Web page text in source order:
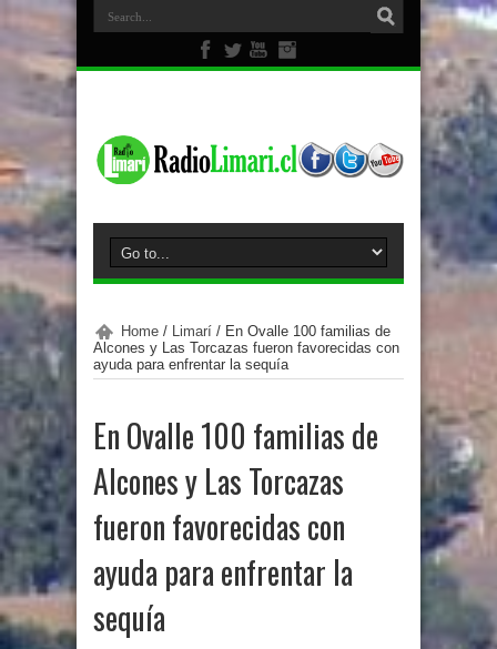
Home / Limarí / En Ovalle 100 familias de
Alcones y Las Torcazas fueron favorecidas con
ayuda para enfrentar la sequía
En Ovalle 100 familias de
Alcones y Las Torcazas
fueron favorecidas con
ayuda para enfrentar la
sequía